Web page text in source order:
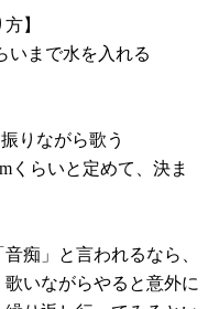
】
いまで水を入れる
りながら歌う
くらいと定めて、決ま
痴」と言われるなら、
いながらやると意外に